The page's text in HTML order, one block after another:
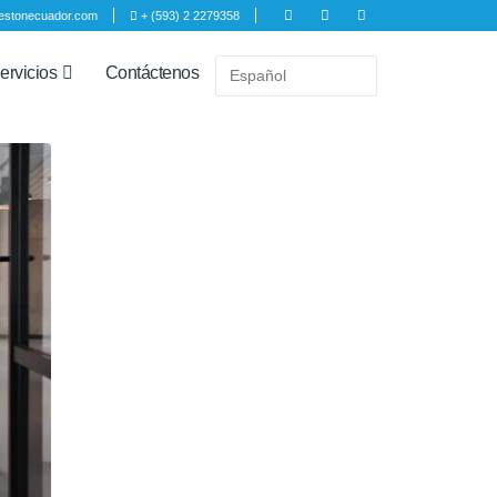
+ (593) 2 2279358
Contáctenos